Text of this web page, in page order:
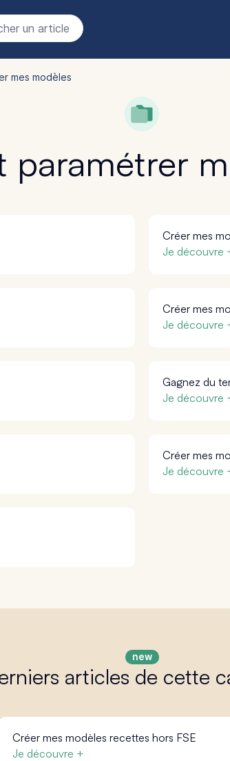
un article
mes modèles
paramétrer
Créer mes
Je découvre
Créer mes
Je découvre
Gagnez du
Je découvre
Créer mes
Je découvre
articles de cette
Créer mes modèles recettes hors FSE
Je découvre +